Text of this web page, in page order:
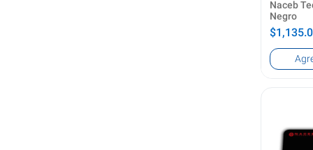
Naceb
Negro
Tipo
PC
Formas
madre
ATX